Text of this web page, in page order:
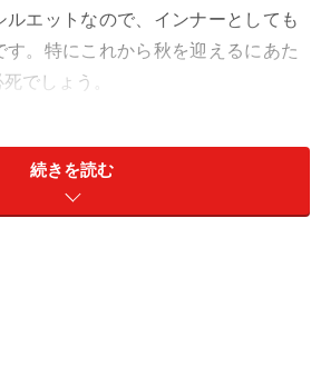
ルエットなので、インナーとしても
。特にこれから秋を迎えるにあた
でしょう。
みならず、同型の5ポケットパンツ
こちらも楽しみです。ぜひ、お店に
続きを読む